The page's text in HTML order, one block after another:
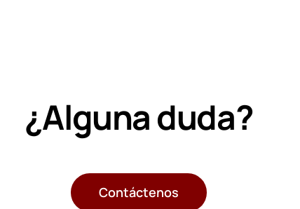
¿Alguna duda?
Contáctenos